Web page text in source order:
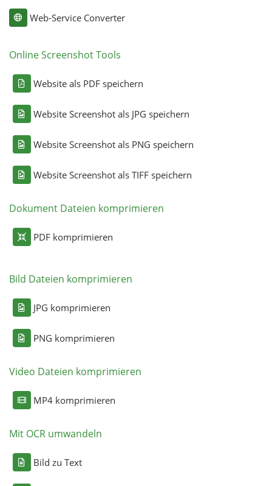
Web-Service Converter
Online Screenshot Tools
Website als PDF speichern
Website Screenshot als JPG speichern
Website Screenshot als PNG speichern
Website Screenshot als TIFF speichern
Dokument Dateien komprimieren
PDF komprimieren
Bild Dateien komprimieren
JPG komprimieren
PNG komprimieren
Video Dateien komprimieren
MP4 komprimieren
Mit OCR umwandeln
Bild zu Text